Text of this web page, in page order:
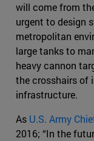
will come from
urgent to design
metropolitan
large tanks to
heavy cannon
the crosshairs of
infrastructure.
As U.S. Army
2016; “In the